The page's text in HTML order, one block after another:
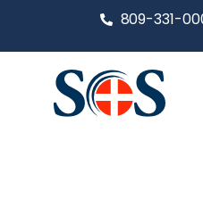
809-331-